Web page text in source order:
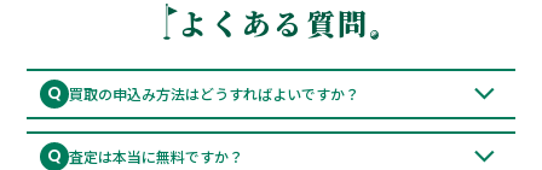
よくある質問
Q 買取の申込み方法はどうすればよいですか？
A トップページにある「無料で査定を申し込む」ボタンからお申し
込みフォームへ進み、必要情報を入力してください。
Q 査定は本当に無料ですか？